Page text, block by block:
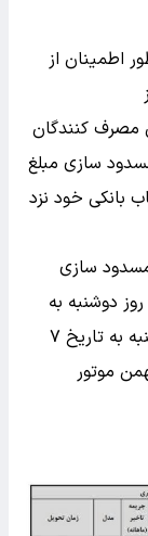
اطمینان از
مصرف کنندگان
سازی مبلغ
بانکی خود نزد
سازی
از ساعت ۱۰ صبح روز دوشنبه به
تاریخ ۴ خرداد ۱۴۰۵ تا ساعت ۲۳ روز پنجشنبه به تاریخ ۷
بهمن موتور